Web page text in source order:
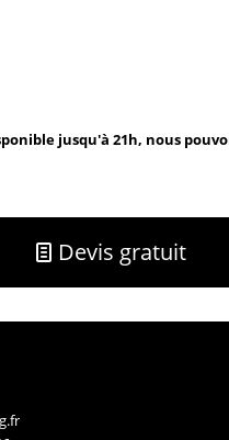
jusqu'à 21h, nous
Devis gratuit